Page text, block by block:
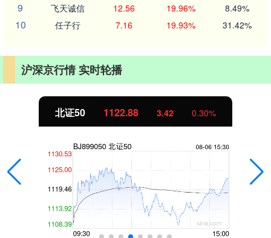
9 飞天诚信 12.56 19.96% 8.49%
10 任子行 7.16 19.93% 31.42%
沪深京行情 实时轮播
北证50 1122.88 3.42 0.30%